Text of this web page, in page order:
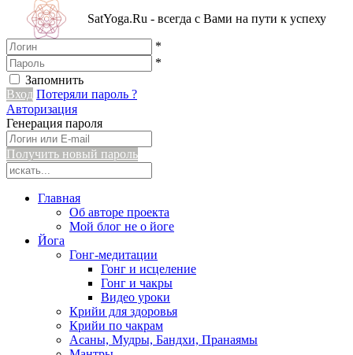
SatYoga.Ru - всегда с Вами на пути к успеху
*
*
Запомнить
Вход Потеряли пароль ?
Авторизация
Генерация пароля
Получить новый пароль
Главная
Об авторе проекта
Мой блог не о йоге
Йога
Гонг-медитации
Гонг и исцеление
Гонг и чакры
Видео уроки
Крийи для здоровья
Крийи по чакрам
Асаны, Мудры, Бандхи, Пранаямы